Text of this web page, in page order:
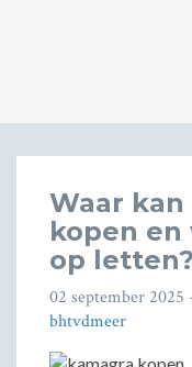
Waar kan
kopen en
op letten?
02 september 2025
bhtvdmeer